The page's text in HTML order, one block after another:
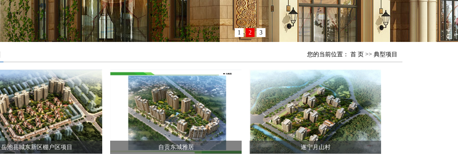
1 2 3
您的当前位置： 首 页 >> 典型项目
岳池县城东新区棚户区项目 自贡东城雅居 遂宁月山村